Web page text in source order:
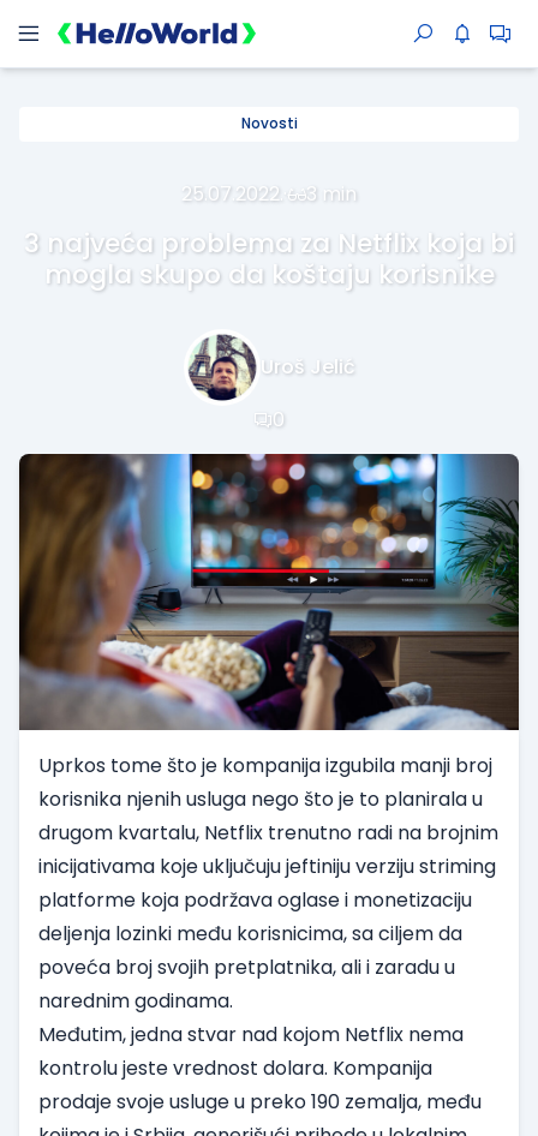
Novosti
25.07.2022. 3 min
3 najveća problema za Netflix koja bi
mogla skupo da koštaju korisnike
Uroš Jelić
0
Uprkos tome što je kompanija izgubila manji broj
korisnika njenih usluga nego što je to planirala u
drugom kvartalu, Netflix trenutno radi na brojnim
inicijativama koje uključuju jeftiniju verziju striming
platforme koja podržava oglase i monetizaciju
deljenja lozinki među korisnicima, sa ciljem da
poveća broj svojih pretplatnika, ali i zaradu u
narednim godinama.
Međutim, jedna stvar nad kojom Netflix nema
kontrolu jeste vrednost dolara. Kompanija
prodaje svoje usluge u preko 190 zemalja, među